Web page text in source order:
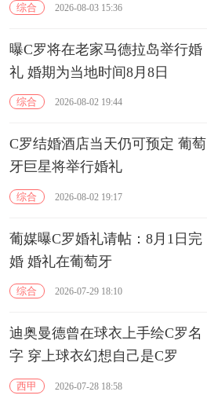
综合 2026-08-03 15:36
曝C罗将在老家马德拉岛举行婚
礼 婚期为当地时间8月8日
综合 2026-08-02 19:44
C罗结婚酒店当天仍可预定 葡萄
牙巨星将举行婚礼
综合 2026-08-02 19:17
葡媒曝C罗婚礼请帖：8月1日完
婚 婚礼在葡萄牙
综合 2026-07-29 18:10
迪奥曼德曾在球衣上手绘C罗名
字 穿上球衣幻想自己是C罗
西甲 2026-07-28 18:58